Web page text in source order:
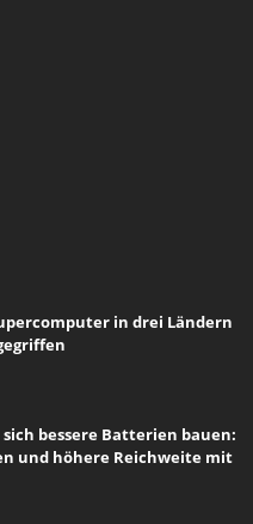
in drei Ländern
bessere Batterien bauen:
und höhere Reichweite mit